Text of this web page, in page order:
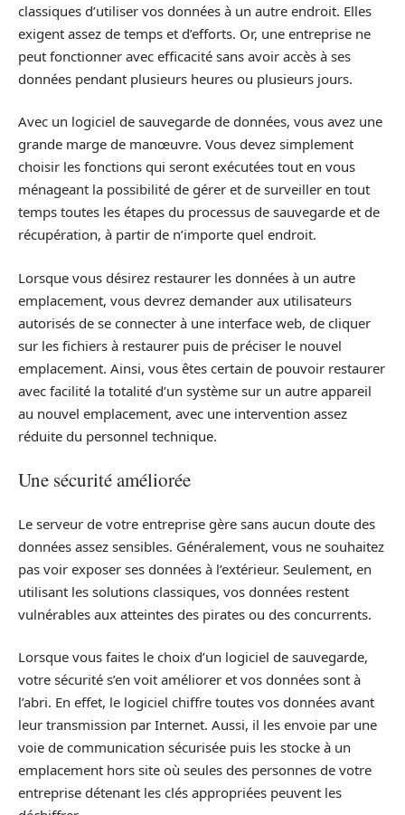
classiques d’utiliser vos données à un autre endroit. Elles
exigent assez de temps et d’efforts. Or, une entreprise ne
peut fonctionner avec efficacité sans avoir accès à ses
données pendant plusieurs heures ou plusieurs jours.
Avec un logiciel de sauvegarde de données, vous avez une
grande marge de manœuvre. Vous devez simplement
choisir les fonctions qui seront exécutées tout en vous
ménageant la possibilité de gérer et de surveiller en tout
temps toutes les étapes du processus de sauvegarde et de
récupération, à partir de n’importe quel endroit.
Lorsque vous désirez restaurer les données à un autre
emplacement, vous devrez demander aux utilisateurs
autorisés de se connecter à une interface web, de cliquer
sur les fichiers à restaurer puis de préciser le nouvel
emplacement. Ainsi, vous êtes certain de pouvoir restaurer
avec facilité la totalité d’un système sur un autre appareil
au nouvel emplacement, avec une intervention assez
réduite du personnel technique.
Une sécurité améliorée
Le serveur de votre entreprise gère sans aucun doute des
données assez sensibles. Généralement, vous ne souhaitez
pas voir exposer ses données à l’extérieur. Seulement, en
utilisant les solutions classiques, vos données restent
vulnérables aux atteintes des pirates ou des concurrents.
Lorsque vous faites le choix d’un logiciel de sauvegarde,
votre sécurité s’en voit améliorer et vos données sont à
l’abri. En effet, le logiciel chiffre toutes vos données avant
leur transmission par Internet. Aussi, il les envoie par une
voie de communication sécurisée puis les stocke à un
emplacement hors site où seules des personnes de votre
entreprise détenant les clés appropriées peuvent les